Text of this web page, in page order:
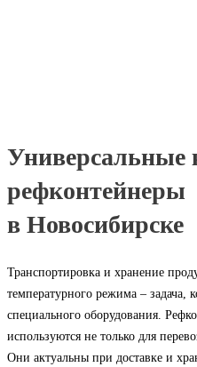
Универсальные
рефконтейнеры
в Новосибирске
Транспортировка и хранение
температурного режима – задача,
специального оборудования.
используются не только для
Они актуальны при доставке и